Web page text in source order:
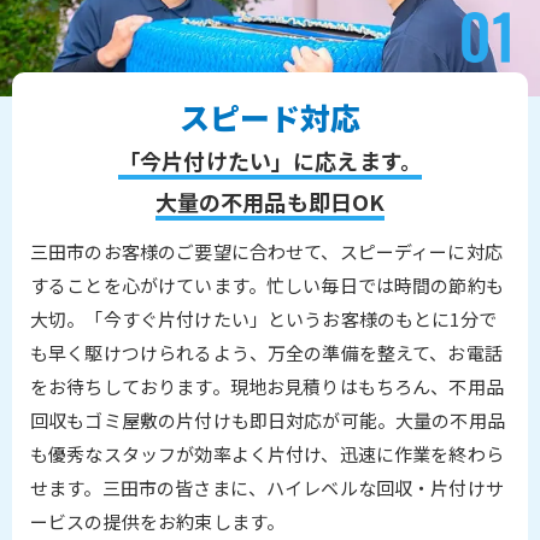
スピード対応
「今片付けたい」に応えます。
大量の不用品も即日OK
三田市のお客様のご要望に合わせて、スピーディーに対応
することを心がけています。忙しい毎日では時間の節約も
大切。「今すぐ片付けたい」というお客様のもとに1分で
も早く駆けつけられるよう、万全の準備を整えて、お電話
をお待ちしております。現地お見積りはもちろん、不用品
回収もゴミ屋敷の片付けも即日対応が可能。大量の不用品
も優秀なスタッフが効率よく片付け、迅速に作業を終わら
せます。三田市の皆さまに、ハイレベルな回収・片付けサ
ービスの提供をお約束します。